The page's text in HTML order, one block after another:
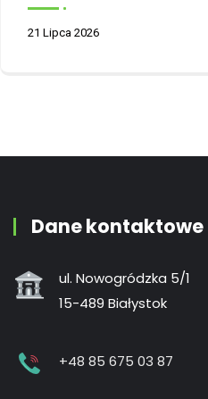
21 Lipca 2026
Dane kontaktowe
ul. Nowogródzka 5/1
15-489 Białystok
+48 85 675 03 87